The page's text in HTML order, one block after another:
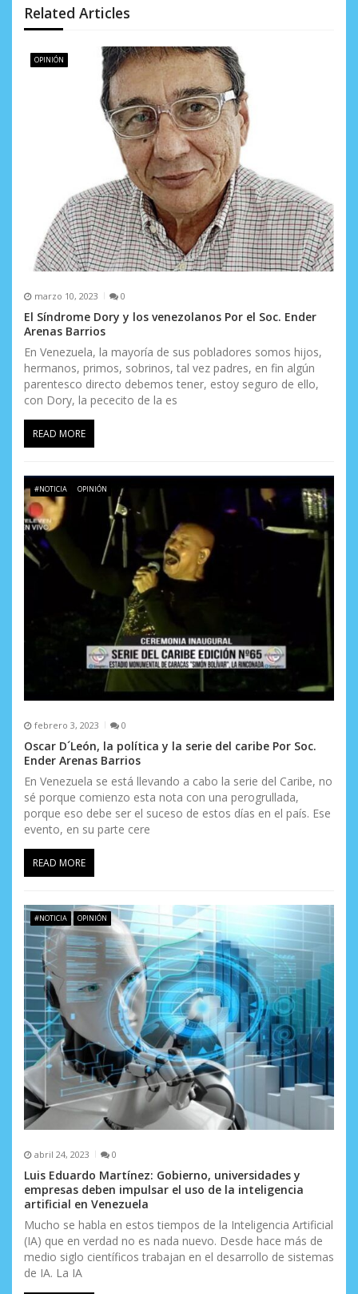
d
e
Related Articles
OPINIÓN
marzo 10, 2023 0
El Síndrome Dory y los venezolanos Por el Soc. Ender
Arenas Barrios
En Venezuela, la mayoría de sus pobladores somos hijos,
hermanos, primos, sobrinos, tal vez padres, en fin algún
parentesco directo debemos tener, estoy seguro de ello,
con Dory, la pececito de la es
READ MORE
#NOTICIA OPINIÓN
febrero 3, 2023 0
Oscar D´León, la política y la serie del caribe Por Soc.
Ender Arenas Barrios
En Venezuela se está llevando a cabo la serie del Caribe, no
sé porque comienzo esta nota con una perogrullada,
porque eso debe ser el suceso de estos días en el país. Ese
evento, en su parte cere
READ MORE
#NOTICIA OPINIÓN
abril 24, 2023 0
Luis Eduardo Martínez: Gobierno, universidades y
empresas deben impulsar el uso de la inteligencia
artificial en Venezuela
Mucho se habla en estos tiempos de la Inteligencia Artificial
(IA) que en verdad no es nada nuevo. Desde hace más de
medio siglo científicos trabajan en el desarrollo de sistemas
de IA. La IA